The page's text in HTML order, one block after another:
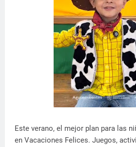
Este verano, el mejor plan para las
en Vacaciones Felices. Juegos,